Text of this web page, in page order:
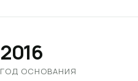
2016
ГОД ОСНОВАНИЯ